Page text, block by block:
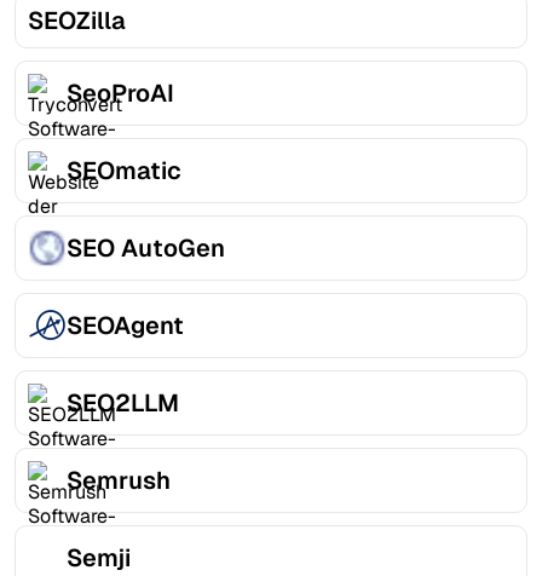
SEOZilla
SeoProAI
SEOmatic
SEO AutoGen
SEOAgent
SEO2LLM
Semrush
Semji